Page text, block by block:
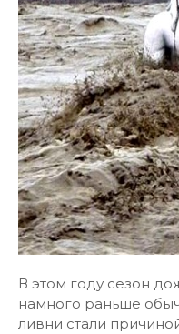
В этом году сезон
намного раньше
ливни стали